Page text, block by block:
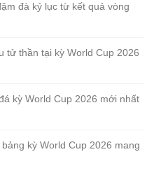
đà kỷ lục từ kết quả vòng
tử thần tại kỳ World Cup 2026
kỳ World Cup 2026 mới nhất
kỳ World Cup 2026 mang